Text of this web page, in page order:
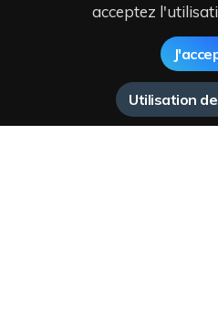
3. Analyse
acceptez
Utilisation